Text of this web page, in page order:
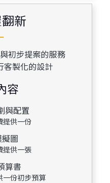
新新
初步提案的服務
客製化的設計
容
與配置
提供一份
圖
提供一張
算書
一份初步預算